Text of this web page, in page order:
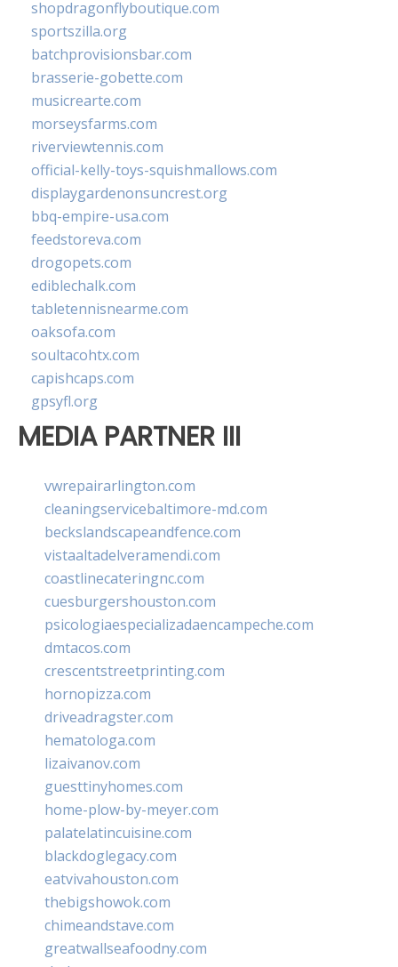
shopdragonflyboutique.com
sportszilla.org
batchprovisionsbar.com
brasserie-gobette.com
musicrearte.com
morseysfarms.com
riverviewtennis.com
official-kelly-toys-squishmallows.com
displaygardenonsuncrest.org
bbq-empire-usa.com
feedstoreva.com
drogopets.com
ediblechalk.com
tabletennisnearme.com
oaksofa.com
soultacohtx.com
capishcaps.com
gpsyfl.org
MEDIA PARTNER III
vwrepairarlington.com
cleaningservicebaltimore-md.com
beckslandscapeandfence.com
vistaaltadelveramendi.com
coastlinecateringnc.com
cuesburgershouston.com
psicologiaespecializadaencampeche.com
dmtacos.com
crescentstreetprinting.com
hornopizza.com
driveadragster.com
hematologa.com
lizaivanov.com
guesttinyhomes.com
home-plow-by-meyer.com
palatelatincuisine.com
blackdoglegacy.com
eatvivahouston.com
thebigshowok.com
chimeandstave.com
greatwallseafoodny.com